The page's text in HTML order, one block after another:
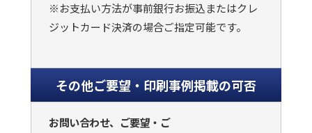
※お支払い方法が事前銀行お振込またはクレ
ジットカード決済の場合ご指定可能です。
その他ご要望・印刷事例掲載の可否
お問い合わせ、ご要望・ご